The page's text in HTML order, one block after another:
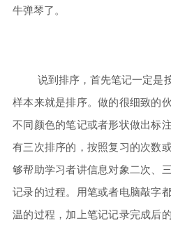
牛弹琴了。
说到排序，首先笔记一定是
样本来就是排序。做的很细致的
不同颜色的笔记或者形状做出标
有三次排序的，按照复习的次数
够帮助学习者讲信息对象二次、
记录的过程。用笔或者电脑敲字
温的过程，加上笔记记录完成后